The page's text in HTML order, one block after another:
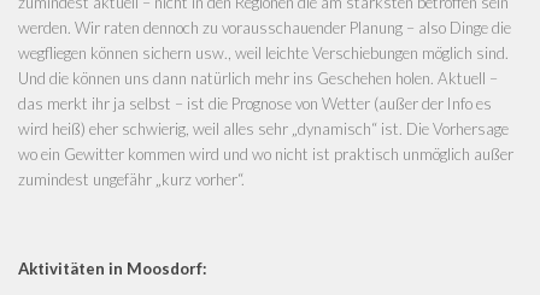
werden. Wir raten dennoch zu vorausschauender Planung – also Dinge die
wegfliegen können sichern usw., weil leichte Verschiebungen möglich sind.
Und die können uns dann natürlich mehr ins Geschehen holen. Aktuell –
das merkt ihr ja selbst – ist die Prognose von Wetter (außer der Info es
wird heiß) eher schwierig, weil alles sehr „dynamisch“ ist. Die Vorhersage
wo ein Gewitter kommen wird und wo nicht ist praktisch unmöglich außer
zumindest ungefähr „kurz vorher“.
Aktivitäten in Moosdorf: